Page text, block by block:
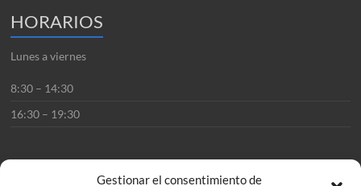
Gestionar el consentimiento de
HORARIOS
Lunes a viernes
8:30 – 14:30
16:30 – 19:30